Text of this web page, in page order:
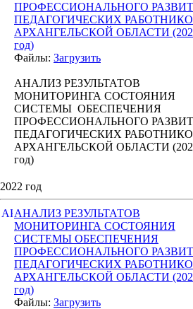
ПРОФЕССИОНАЛЬНОГО
ПЕДАГОГИЧЕСКИХ
АРХАНГЕЛЬСКОЙ ОБЛАСТИ
год)
Файлы: Загрузить
АНАЛИЗ РЕЗУЛЬТАТОВ
МОНИТОРИНГА СОСТОЯНИЯ
СИСТЕМЫ ОБЕСПЕЧЕНИЯ
ПРОФЕССИОНАЛЬНОГО
ПЕДАГОГИЧЕСКИХ
АРХАНГЕЛЬСКОЙ ОБЛАСТИ
год)
2022 год
АНАЛИЗ РЕЗУЛЬТАТОВ
МОНИТОРИНГА СОСТОЯНИЯ
СИСТЕМЫ ОБЕСПЕЧЕНИЯ
ПРОФЕССИОНАЛЬНОГО
ПЕДАГОГИЧЕСКИХ
АРХАНГЕЛЬСКОЙ ОБЛАСТИ
год)
Файлы: Загрузить